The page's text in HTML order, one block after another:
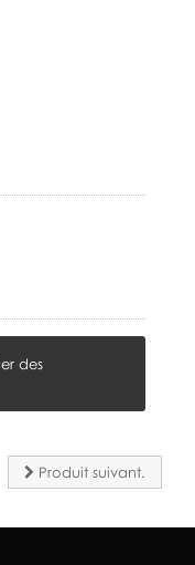
des
Produit suivant.